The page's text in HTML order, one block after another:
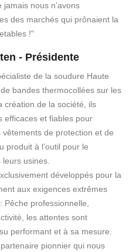
nous n’avons
des marchés qui prônaient la
!"
- Présidente
de la soudure Haute
bandes thermocollées sur les
création de la société, ils
efficaces et fiables pour
de protection et de
produit à l’outil pour le
usines.
développés pour la
aux exigences extrêmes
professionnelle,
les attentes sont
performant et à sa mesure.
pionnier qui nous